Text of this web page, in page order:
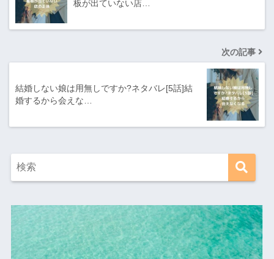
板が出ていない店…
次の記事
結婚しない娘は用無しですか?ネタバレ[5話]結
婚するから会えな…